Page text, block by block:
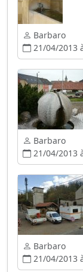
Barbaro
21/04/2013
Barbaro
21/04/2013
Barbaro
21/04/2013